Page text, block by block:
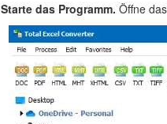
Starte das Programm. Öffne